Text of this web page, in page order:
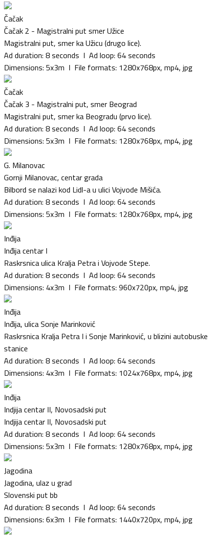
Čačak
Čačak 2 - Magistralni put smer Užice
Magistralni put, smer ka Užicu (drugo lice).
Ad duration: 8 seconds I Ad loop: 64 seconds
Dimensions: 5x3m I File formats: 1280x768px, mp4, jpg
Čačak
Čačak 3 - Magistralni put, smer Beograd
Magistralni put, smer ka Beogradu (prvo lice).
Ad duration: 8 seconds I Ad loop: 64 seconds
Dimensions: 5x3m I File formats: 1280x768px, mp4, jpg
G. Milanovac
Gornji Milanovac, centar grada
Bilbord se nalazi kod Lidl-a u ulici Vojvode Mišića.
Ad duration: 8 seconds I Ad loop: 64 seconds
Dimensions: 5x3m I File formats: 1280x768px, mp4, jpg
Inđija
Inđija centar I
Raskrsnica ulica Kralja Petra i Vojvode Stepe.
Ad duration: 8 seconds I Ad loop: 64 seconds
Dimensions: 4x3m I File formats: 960x720px, mp4, jpg
Inđija
Inđija, ulica Sonje Marinković
Raskrsnica Kralja Petra I i Sonje Marinković, u blizini autobuske
stanice
Ad duration: 8 seconds I Ad loop: 64 seconds
Dimensions: 4x3m I File formats: 1024x768px, mp4, jpg
Inđija
Indjija centar II, Novosadski put
Indjija centar II, Novosadski put
Ad duration: 8 seconds I Ad loop: 64 seconds
Dimensions: 5x3m I File formats: 1280x768px, mp4, jpg
Jagodina
Jagodina, ulaz u grad
Slovenski put bb
Ad duration: 8 seconds I Ad loop: 64 seconds
Dimensions: 6x3m I File formats: 1440x720px, mp4, jpg